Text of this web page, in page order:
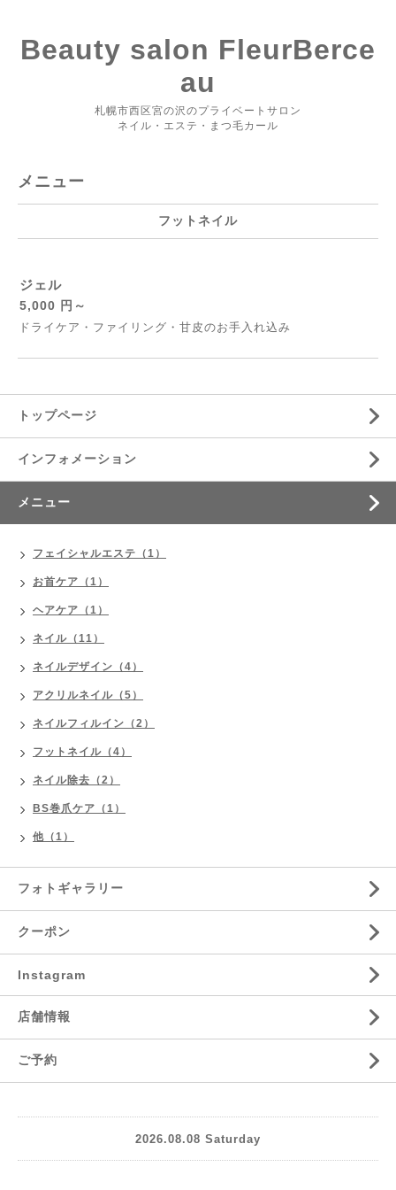
Beauty salon FleurBerce
au
札幌市西区宮の沢のプライベートサロン
ネイル・エステ・まつ毛カール
メニュー
フットネイル
ジェル
5,000 円～
ドライケア・ファイリング・甘皮のお手入れ込み
トップページ
インフォメーション
メニュー
フェイシャルエステ（1）
お首ケア（1）
ヘアケア（1）
ネイル（11）
ネイルデザイン（4）
アクリルネイル（5）
ネイルフィルイン（2）
フットネイル（4）
ネイル除去（2）
BS巻爪ケア（1）
他（1）
フォトギャラリー
クーポン
Instagram
店舗情報
ご予約
2026.08.08 Saturday